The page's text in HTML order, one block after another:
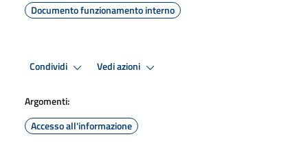
Documento funzionamento interno
Condividi Vedi azioni
Argomenti:
Accesso all'informazione